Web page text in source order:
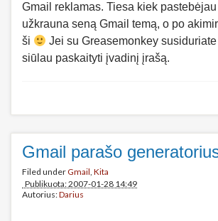
Gmail reklamas. Tiesa kiek
užkrauna seną Gmail temą, o po
ši
Jei su Greasemonkey
siūlau paskaityti įvadinį įrašą.
Gmail parašo
Filed underGmail, Kita
Publikuota: 2007-01-28 14:49
Autorius:Darius